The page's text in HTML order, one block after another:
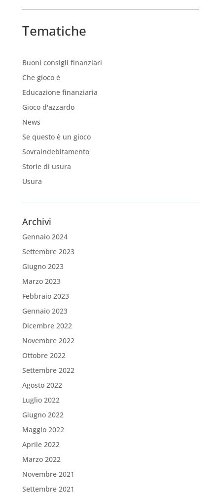
Tematiche
Buoni consigli finanziari
Che gioco è
Educazione finanziaria
Gioco d'azzardo
News
Se questo è un gioco
Sovraindebitamento
Storie di usura
Usura
Archivi
Gennaio 2024
Settembre 2023
Giugno 2023
Marzo 2023
Febbraio 2023
Gennaio 2023
Dicembre 2022
Novembre 2022
Ottobre 2022
Settembre 2022
Agosto 2022
Luglio 2022
Giugno 2022
Maggio 2022
Aprile 2022
Marzo 2022
Novembre 2021
Settembre 2021